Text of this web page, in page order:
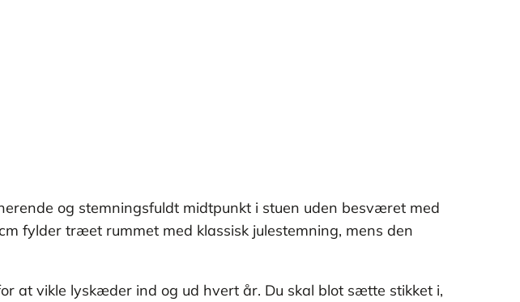
og stemningsfuldt midtpunkt i stuen uden besværet med
fylder træet rummet med klassisk julestemning, mens den
at vikle lyskæder ind og ud hvert år. Du skal blot sætte stikket i,